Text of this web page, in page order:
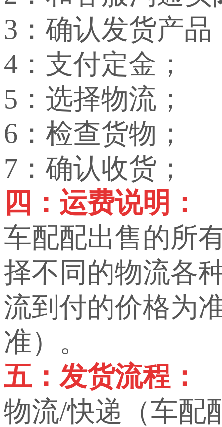
3：确认发货产品
4：支付定金；
5：选择物流；
6：检查货物；
7：确认收货；
四：运费说明：
车配配出售的所
择不同的物流各
流到付的价格为
准）。
五：发货流程：
物流/快递（车配